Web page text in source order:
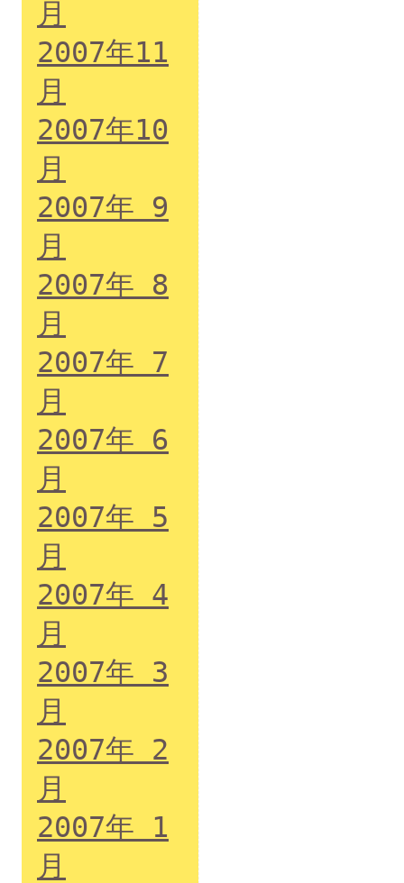
月
2007年11
月
2007年10
月
2007年 9
月
2007年 8
月
2007年 7
月
2007年 6
月
2007年 5
月
2007年 4
月
2007年 3
月
2007年 2
月
2007年 1
月